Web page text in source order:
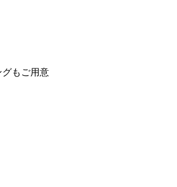
もご用意